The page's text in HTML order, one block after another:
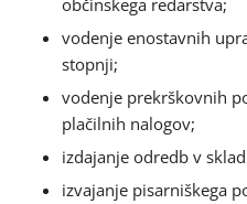
občinskega redarstva;
vodenje enostavnih
stopnji;
vodenje prekrškovnih
plačilnih nalogov;
izdajanje odredb v
izvajanje pisarniškega